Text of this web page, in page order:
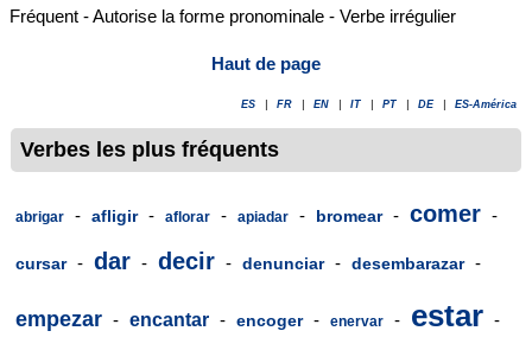
Fréquent - Autorise la forme pronominale - Verbe irrégulier
Haut de page
ES FR EN IT PT DE ES-América
Verbes les plus fréquents
abrigar - afligir - aflorar - apiadar - bromear - comer -
cursar - dar - decir - denunciar - desembarazar -
empezar - encantar - encoger - enervar - estar -